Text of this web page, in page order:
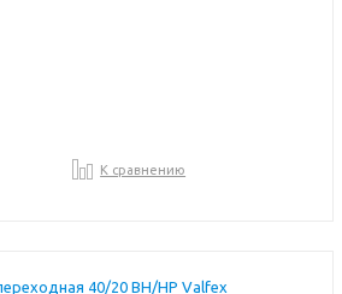
К сравнению